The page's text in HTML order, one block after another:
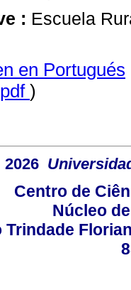
: Escuela
en Portugués
pdf )
Centro de
Núcleo
Trindade